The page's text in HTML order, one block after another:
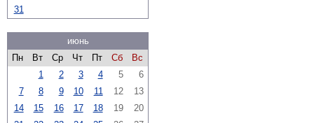
31
июнь
Пн
Вт Ср Чт Пт Сб
Вс
1
2 3 4 5
6
7
8 9 10 11 12
13
14
15 16 17 18 19
20